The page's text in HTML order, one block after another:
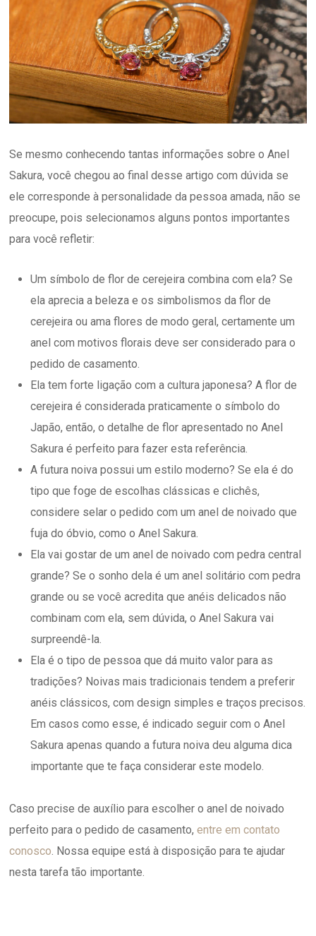
Se mesmo conhecendo tantas informações sobre o Anel
Sakura, você chegou ao final desse artigo com dúvida se
ele corresponde à personalidade da pessoa amada, não se
preocupe, pois selecionamos alguns pontos importantes
para você refletir:
Um símbolo de flor de cerejeira combina com ela? Se
ela aprecia a beleza e os simbolismos da flor de
cerejeira ou ama flores de modo geral, certamente um
anel com motivos florais deve ser considerado para o
pedido de casamento.
Ela tem forte ligação com a cultura japonesa? A flor de
cerejeira é considerada praticamente o símbolo do
Japão, então, o detalhe de flor apresentado no Anel
Sakura é perfeito para fazer esta referência.
A futura noiva possui um estilo moderno? Se ela é do
tipo que foge de escolhas clássicas e clichês,
considere selar o pedido com um anel de noivado que
fuja do óbvio, como o Anel Sakura.
Ela vai gostar de um anel de noivado com pedra central
grande? Se o sonho dela é um anel solitário com pedra
grande ou se você acredita que anéis delicados não
combinam com ela, sem dúvida, o Anel Sakura vai
surpreendê-la.
Ela é o tipo de pessoa que dá muito valor para as
tradições? Noivas mais tradicionais tendem a preferir
anéis clássicos, com design simples e traços precisos.
Em casos como esse, é indicado seguir com o Anel
Sakura apenas quando a futura noiva deu alguma dica
importante que te faça considerar este modelo.
Caso precise de auxílio para escolher o anel de noivado
perfeito para o pedido de casamento,entre em contato
conosco. Nossa equipe está à disposição para te ajudar
nesta tarefa tão importante.